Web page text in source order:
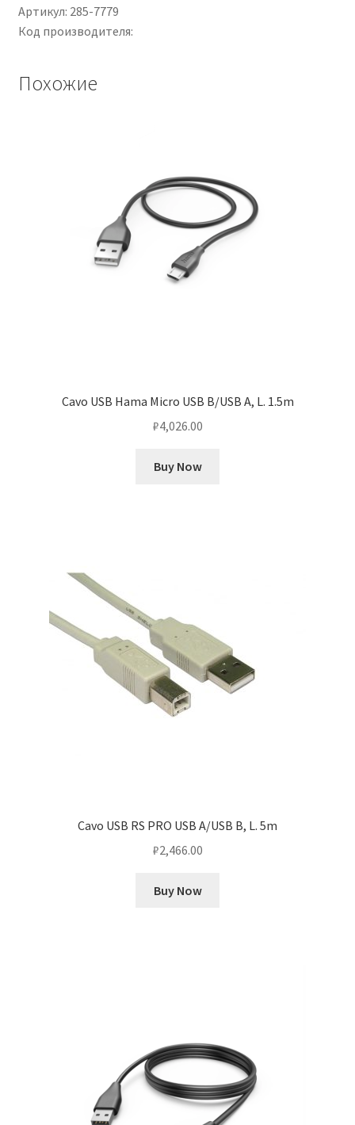
Артикул: 285-7779
Код производителя:
Похожие
Cavo USB Hama Micro USB B/USB A, L. 1.5m
₽4,026.00
Buy Now
Cavo USB RS PRO USB A/USB B, L. 5m
₽2,466.00
Buy Now